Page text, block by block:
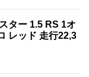
ター 1.5 RS 1オ
レッド 走行22,3